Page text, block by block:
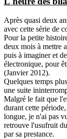
Après quasi deux
avec cette série de
Pour la petite
deux mois à mettre
puis à imaginer et
électronique, pour
(Janvier 2012).
Quelques temps
une suite
Malgré le fait que
durant cette
longue, je n'ai pas
retrouve l'usufruit
par sa prestance.